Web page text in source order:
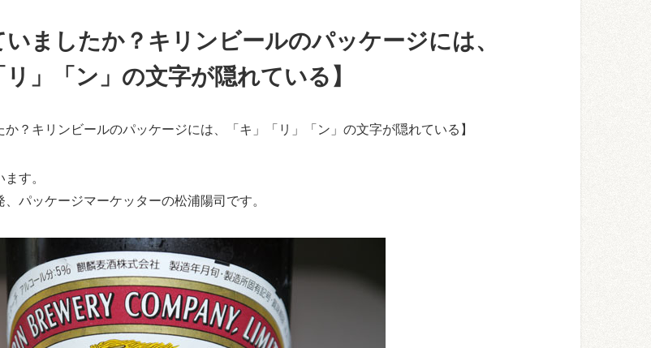
いましたか？キリンビールのパッケージには、
リ」「ン」の文字が隠れている】
か？キリンビールのパッケージには、「キ」「リ」「ン」の文字が隠れている】
す。
パッケージマーケッターの松浦陽司です。